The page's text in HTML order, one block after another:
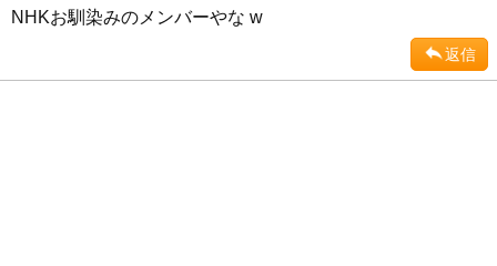
NHKお馴染みのメンバーやな w
返信